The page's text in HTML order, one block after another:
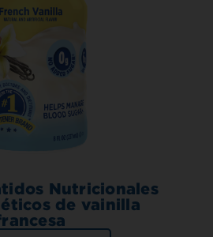
Nutricionales
de vainilla